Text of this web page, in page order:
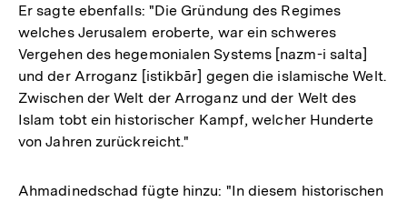
Er sagte ebenfalls: "Die Gründung des Regimes
welches Jerusalem eroberte, war ein schweres
Vergehen des hegemonialen Systems [nazm-i salta]
und der Arroganz [istikbār] gegen die islamische Welt.
Zwischen der Welt der Arroganz und der Welt des
Islam tobt ein historischer Kampf, welcher Hunderte
von Jahren zurückreicht."
Ahmadinedschad fügte hinzu: "In diesem historischen